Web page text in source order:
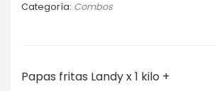
Categoría: Combos
Papas fritas Landy x 1 kilo +